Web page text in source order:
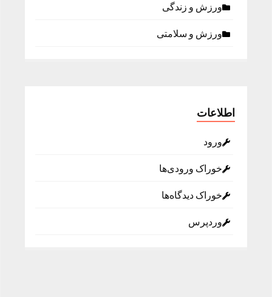
ورزش و زندگی
ورزش و سلامتی
اطلاعات
ورود
خوراک ورودی‌ها
خوراک دیدگاه‌ها
وردپرس